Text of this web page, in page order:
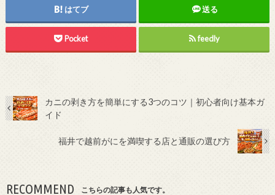
はてブ 送る
Pocket feedly
カニの剥き方を簡単にする3つのコツ｜初心者向け基本ガ
イド
福井で越前がにを満喫する店と通販の選び方
RECOMMEND こちらの記事も人気です。